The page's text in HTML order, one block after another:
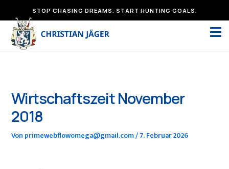
Inhalt
springen
STOP CHASING DREAMS. START HUNTING GOALS.
Wirtschaftszeit November
2018
Von primewebflowomega@gmail.com/7. Februar 2026